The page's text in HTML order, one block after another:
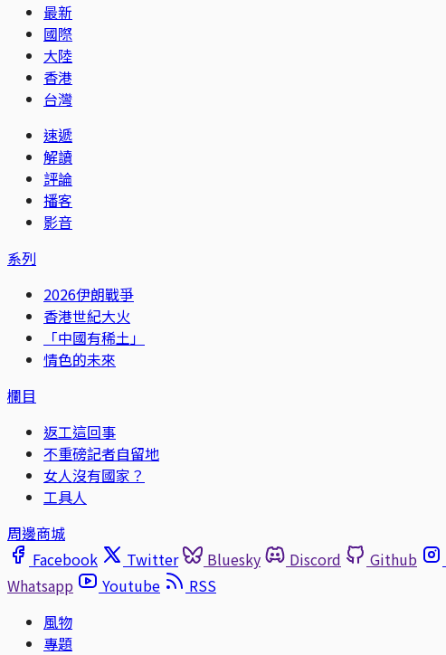
最新
國際
大陸
香港
台灣
速遞
解讀
評論
播客
影音
系列
2026伊朗戰爭
香港世紀大火
「中國有稀土」
情色的未來
欄目
返工這回事
不重磅記者自留地
女人沒有國家？
工具人
周邊商城
Facebook
Twitter Bluesky Discord Github
Whatsapp
Youtube
RSS
風物
專題